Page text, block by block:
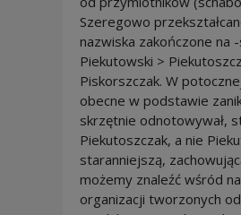
Szeregowo
nazwiska zakończone na -
Piekutowski >
Piskorszczak. W
obecne w podstawie
skrzętnie odnotowywał,
Piekutoszczak, a nie
staranniejszą,
możemy znaleźć wśród
organizacji tworzonych